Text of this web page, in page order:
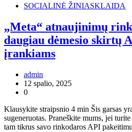
SOCIALINĖ ŽINIASKLAIDA
„Meta“ atnaujinimų
daugiau dėmesio skirtų
įrankiams
admin
12 spalio, 2025
0
Klausykite straipsnio 4 min Šis garsas
sugeneruotas. Praneškite mums, jei
tam tikrus savo rinkodaros API